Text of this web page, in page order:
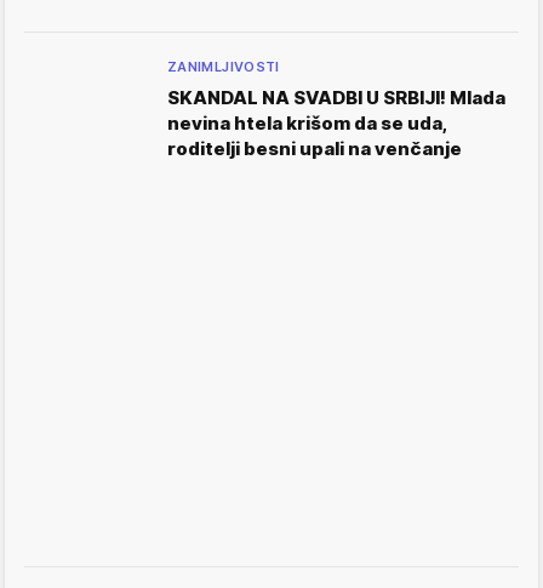
ZANIMLJIVOSTI
SKANDAL NA SVADBI U SRBIJI! Mlada
nevina htela krišom da se uda,
roditelji besni upali na venčanje